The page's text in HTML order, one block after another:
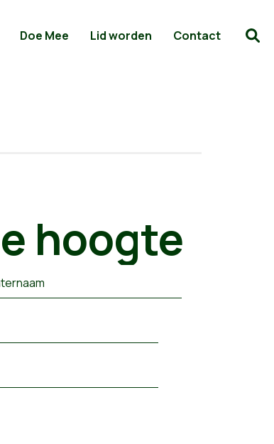
Doe Mee Lid worden Contact
hoogte